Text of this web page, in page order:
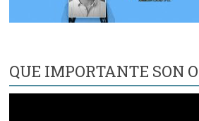
QUE IMPORTANTE SON